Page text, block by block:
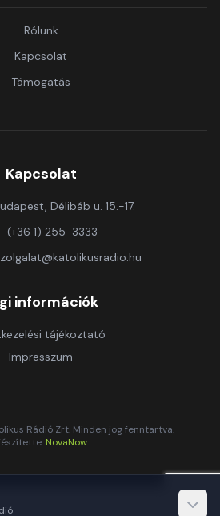
Rólunk
Kapcsolat
Támogatás
Kapcsolat
Délibáb u. 15.-17.
(+36 1) 255-3333
információk
tájékoztató
Impresszum
Rádió Zrt. Minden jog fenntartva.
NovaNow